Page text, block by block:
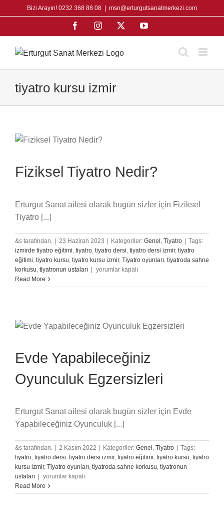
to
Bizi Arayın! 0232 368 88 08 msn@erturgutsanatmerkezi.com
FacebookInstagram YouTube
tiyatro kursu izmir
Fiziksel Tiyatro Nedir?
Erturgut Sanat ailesi olarak bugün sizler için Fiziksel
Tiyatro [...]
&s tarafından. | 23 Haziran 2023 | Kategoriler: Genel Tiyatro | Tags:
izmirde tiyatro eğitimi tiyatro tiyatro dersi tiyatro dersi izmir, tiyatro
eğitimi tiyatro kursu tiyatro kursu izmir, Tiyatro oyunları tiyatroda sahne
korkusu tiyatronun ustaları |
Fiziksel
Nedir?
yorumlar kapalı
Read More
Evde Yapabileceğiniz
Oyunculuk Egzersizleri
Erturgut Sanat ailesi olarak bugün sizler için Evde
Yapabileceğiniz Oyunculuk [...]
&s tarafından. 2 Kasım 2022 Kategoriler: Genel , Tiyatro
Tags:
tiyatro, tiyatro dersi, tiyatro dersi izmir, tiyatro eğitimi, tiyatro kursu, tiyatro
kursu izmir, Tiyatro oyunları, tiyatroda sahne korkusu, tiyatronun
ustaları
Evde
Yapabileceğiniz
Oyunculuk
yorumlar kapalı
Read More